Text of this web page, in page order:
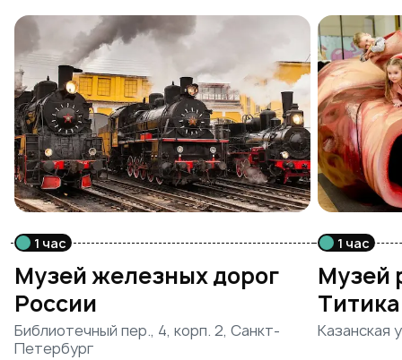
1 час
Музей железных дорог
России
Библиотечный пер., 4, корп. 2, Санкт-
Петербург
1 час
Музей
Казанская